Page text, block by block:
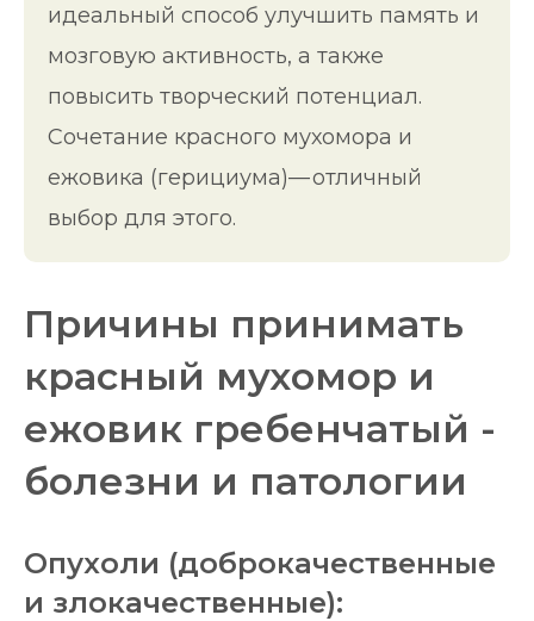
идеальный способ улучшить память и
мозговую активность, а также
повысить творческий потенциал.
Сочетание красного мухомора и
ежовика (герициума)— отличный
выбор для этого.
Причины принимать
красный мухомор и
ежовик гребенчатый -
болезни и патологии
Опухоли (доброкачественные
и злокачественные):